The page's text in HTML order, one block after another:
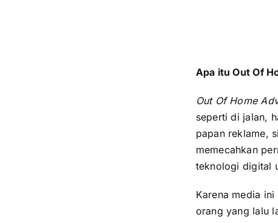
Apa itu Out Of
Out Of Home
seperti di jalan,
papan reklame,
memecahkan
teknologi digital
Karena media
orang yang lalu